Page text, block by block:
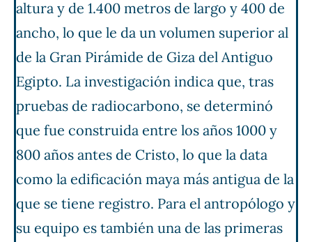
altura y de 1.400 metros de largo y 400 de
ancho, lo que le da un volumen superior al
de la Gran Pirámide de Giza del Antiguo
Egipto. La investigación indica que, tras
pruebas de radiocarbono, se determinó
que fue construida entre los años 1000 y
800 años antes de Cristo, lo que la data
como la edificación maya más antigua de la
que se tiene registro. Para el antropólogo y
su equipo es también una de las primeras